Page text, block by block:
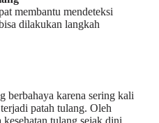
membantu mendeteksi
dilakukan langkah
berbahaya karena sering kali
patah tulang. Oleh